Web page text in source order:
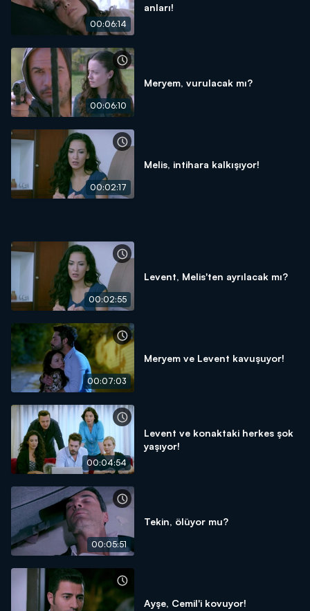
00:06:14
anları!
00:06:10
Meryem, vurulacak mı?
00:02:17
Melis, intihara kalkışıyor!
00:02:55
Levent, Melis'ten ayrılacak mı?
00:07:03
Meryem ve Levent kavuşuyor!
00:04:54
Levent ve konaktaki herkes şok
yaşıyor!
00:05:51
Tekin, ölüyor mu?
Ayşe, Cemil'i kovuyor!